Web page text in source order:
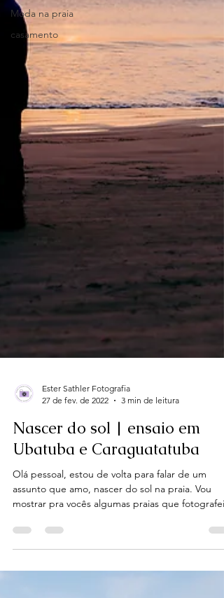
Moda na praia
casamento
27 de fev. de 2022
3 min de leitura
Nascer do sol | ensaio em
Ubatuba e Caraguatatuba
Olá pessoal, estou de volta para falar de um
mostrar pra vocês algumas praias que